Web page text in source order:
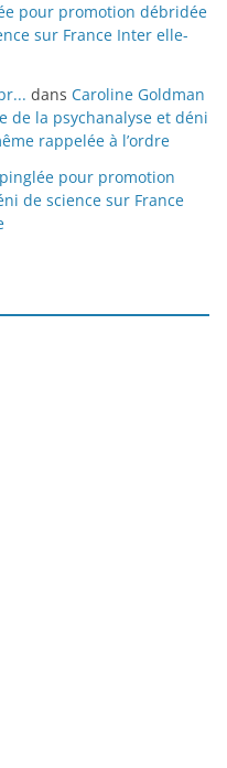
pour promotion débridée
sur France Inter elle-
dans Caroline Goldman
de la psychanalyse et déni
rappelée à l’ordre
pour promotion
de science sur France